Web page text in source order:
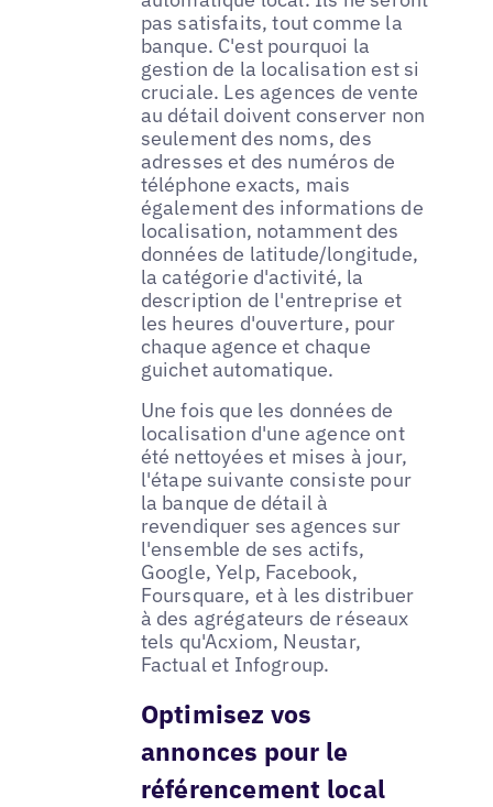
pas satisfaits, tout comme la
banque. C'est pourquoi la
gestion de la localisation est si
cruciale. Les agences de vente
au détail doivent conserver non
seulement des noms, des
adresses et des numéros de
téléphone exacts, mais
également des informations de
localisation, notamment des
données de latitude/longitude,
la catégorie d'activité, la
description de l'entreprise et
les heures d'ouverture, pour
chaque agence et chaque
guichet automatique.
Une fois que les données de
localisation d'une agence ont
été nettoyées et mises à jour,
l'étape suivante consiste pour
la banque de détail à
revendiquer ses agences sur
l'ensemble de ses actifs,
Google, Yelp, Facebook,
Foursquare, et à les distribuer
à des agrégateurs de réseaux
tels qu'Acxiom, Neustar,
Factual et Infogroup.
Optimisez vos
annonces pour le
référencement local